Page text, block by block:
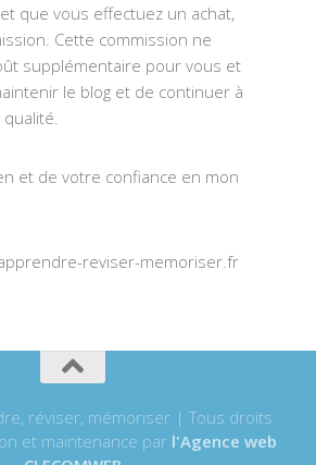
que vous effectuez un achat,
Cette commission ne
supplémentaire pour vous et
le blog et de continuer à
et de votre confiance en mon
reviser-memoriser.fr
réviser, mémoriser | Tous droits
et maintenance par l'Agence web